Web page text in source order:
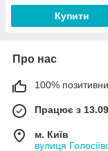
Купити
Про нас
100%
Працює з
м. Київ
вулиця